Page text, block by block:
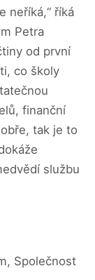
neříká,“ říká
Petra
od první
co školy
finanční
tak je to
službu
Společnost